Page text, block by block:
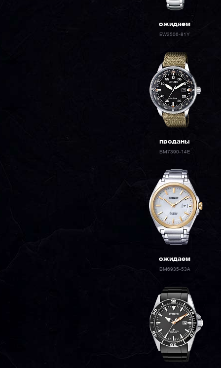
ожидаем
EW2506-81Y
проданы
BM7390-14E
ожидаем
BM6935-53A